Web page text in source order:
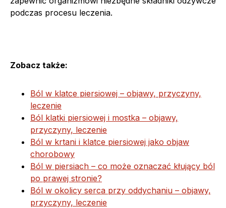
podczas procesu leczenia.
Zobacz także:
Ból w klatce piersiowej – objawy, przyczyny,
leczenie
Ból klatki piersiowej i mostka – objawy,
przyczyny, leczenie
Ból w krtani i klatce piersiowej jako objaw
chorobowy
Ból w piersiach – co może oznaczać kłujący ból
po prawej stronie?
Ból w okolicy serca przy oddychaniu – objawy,
przyczyny, leczenie